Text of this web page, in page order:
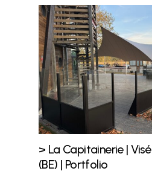
> La Capitainerie | Visé
(BE) | Portfolio